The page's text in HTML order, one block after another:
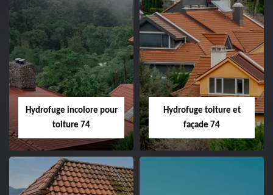
Hydrofuge incolore pour
toiture 74
Hydrofuge toiture et
façade 74